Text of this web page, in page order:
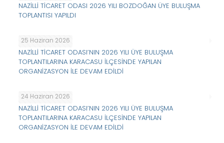
NAZİLLİ TİCARET ODASI 2026 YILI BOZDOĞAN ÜYE BULUŞMA
TOPLANTISI YAPILDI
25 Haziran 2026
NAZİLLİ TİCARET ODASI’NIN 2026 YILI ÜYE BULUŞMA
TOPLANTILARINA KARACASU İLÇESİNDE YAPILAN
ORGANİZASYON İLE DEVAM EDİLDİ
24 Haziran 2026
NAZİLLİ TİCARET ODASI’NIN 2026 YILI ÜYE BULUŞMA
TOPLANTILARINA KARACASU İLÇESİNDE YAPILAN
ORGANİZASYON İLE DEVAM EDİLDİ